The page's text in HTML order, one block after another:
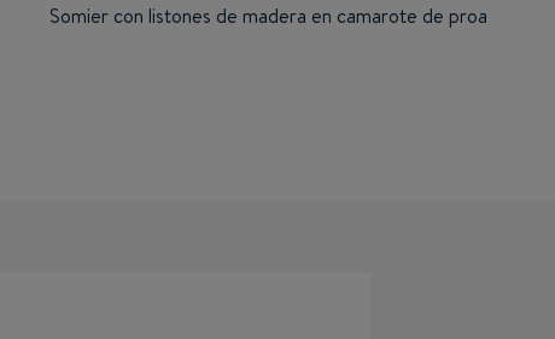
Somier con listones de madera en camarote de proa